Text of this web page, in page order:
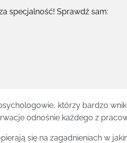
specjalność! Sprawdź sam:
którzy bardzo
odnośnie każdego z
się na zagadnieniach w